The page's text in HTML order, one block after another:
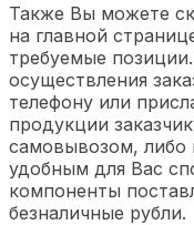
Также Вы можете
на главной
требуемые
осуществления
телефону или
продукции
самовывозом, либо
удобным для Вас
компоненты
безналичные рубли.